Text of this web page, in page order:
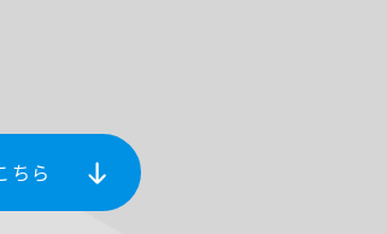
ちら